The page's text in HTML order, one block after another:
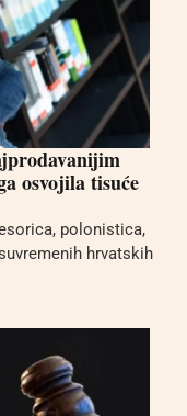
osvojila tisuće
polonistica,
hrvatskih